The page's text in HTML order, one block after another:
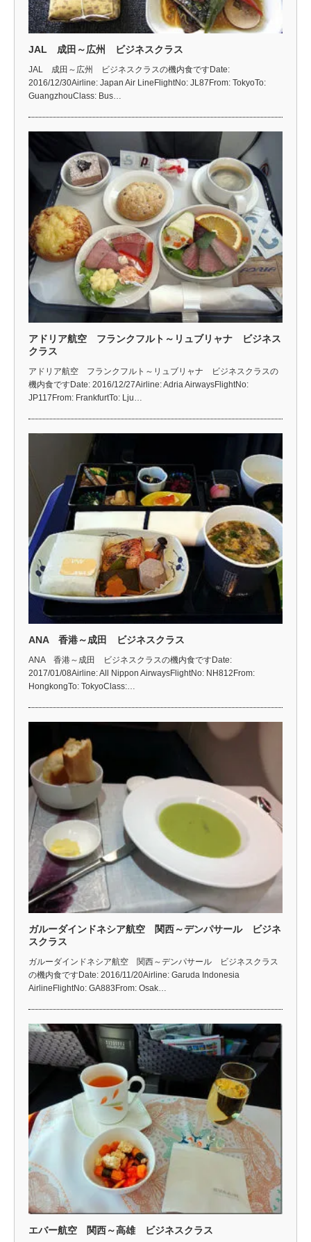
JAL 成田～広州 ビジネスクラス
JAL 成田～広州 ビジネスクラスの機内食ですDate:
2016/12/30Airline: Japan Air LineFlightNo: JL87From: TokyoTo:
GuangzhouClass: Bus…
アドリア航空 フランクフルト～リュブリャナ ビジネス
クラス
アドリア航空 フランクフルト～リュブリャナ ビジネスクラスの
機内食ですDate: 2016/12/27Airline: Adria AirwaysFlightNo:
JP117From: FrankfurtTo: Lju…
ANA 香港～成田 ビジネスクラス
ANA 香港～成田 ビジネスクラスの機内食ですDate:
2017/01/08Airline: All Nippon AirwaysFlightNo: NH812From:
HongkongTo: TokyoClass:…
ガルーダインドネシア航空 関西～デンパサール ビジネ
スクラス
ガルーダインドネシア航空 関西～デンパサール ビジネスクラス
の機内食ですDate: 2016/11/20Airline: Garuda Indonesia
AirlineFlightNo: GA883From: Osak…
エバー航空 関西～高雄 ビジネスクラス